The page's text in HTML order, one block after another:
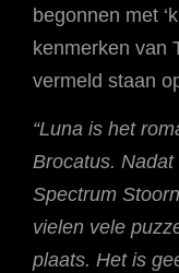
begonnen met
kenmerken van
vermeld staan
“Luna is het
Brocatus.
Spectrum
vielen vele
plaats. Het is